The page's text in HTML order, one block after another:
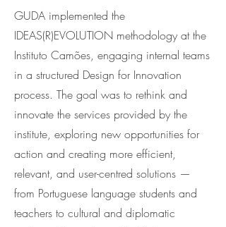
GUDA implemented the
IDEAS(R)EVOLUTION methodology at the
Instituto Camões, engaging internal teams
in a structured Design for Innovation
process. The goal was to rethink and
innovate the services provided by the
institute, exploring new opportunities for
action and creating more efficient,
relevant, and user-centred solutions —
from Portuguese language students and
teachers to cultural and diplomatic